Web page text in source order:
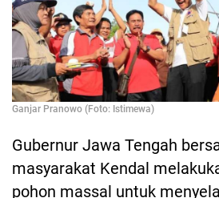
Ganjar Pranowo (Foto: Istimewa)
Gubernur Jawa Tengah
masyarakat Kendal
pohon massal untuk